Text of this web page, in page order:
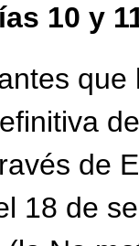
10 y
de
18 de